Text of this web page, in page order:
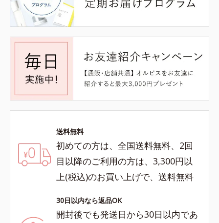
送料無料
初めての方は、全国送料無料、2回
目以降のご利用の方は、3,300円以
上(税込)のお買い上げで、送料無料
30日以内なら返品OK
開封後でも発送日から30日以内であ